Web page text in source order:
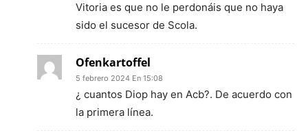
Vitoria es que no le perdonáis que no haya
sido el sucesor de Scola.
Ofenkartoffel
5 febrero 2024 En 15:08
¿ cuantos Diop hay en Acb?. De acuerdo con
la primera línea.